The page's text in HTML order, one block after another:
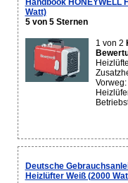
Handbook HONEYWELL
Watt)
5 von 5 Sternen
1 von 2
Deutsche
Heizlüfter Weiß (2000